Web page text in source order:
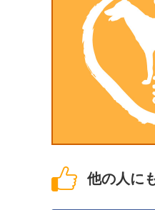
他の人に